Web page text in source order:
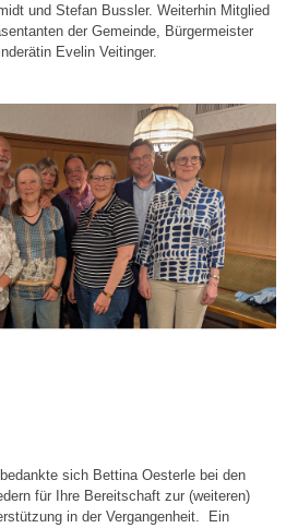
und Stefan Bussler. Weiterhin Mitglied
der Gemeinde, Bürgermeister
Evelin Veitinger.
sich Bettina Oesterle bei den
für Ihre Bereitschaft zur (weiteren)
in der Vergangenheit. Ein